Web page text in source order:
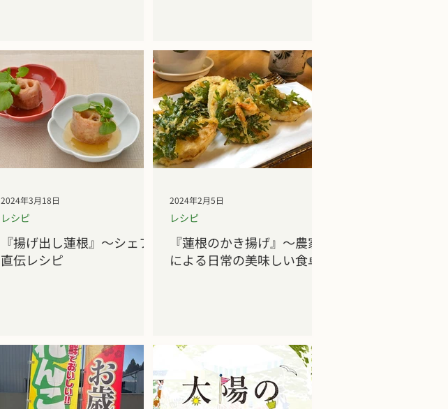
『揚げ出し蓮根』～シェフ
直伝レシピ
レシピ
2024年3月18日
『蓮根のかき揚げ』～農家
による日常の美味しい食卓
レシピ
2024年2月5日